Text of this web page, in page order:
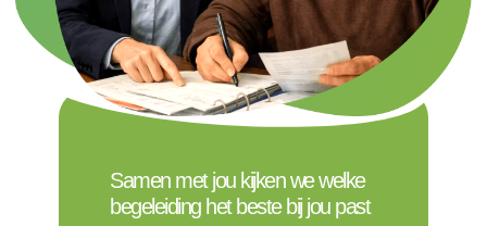
Samen met jou kijken we welke
begeleiding het beste bij jou past